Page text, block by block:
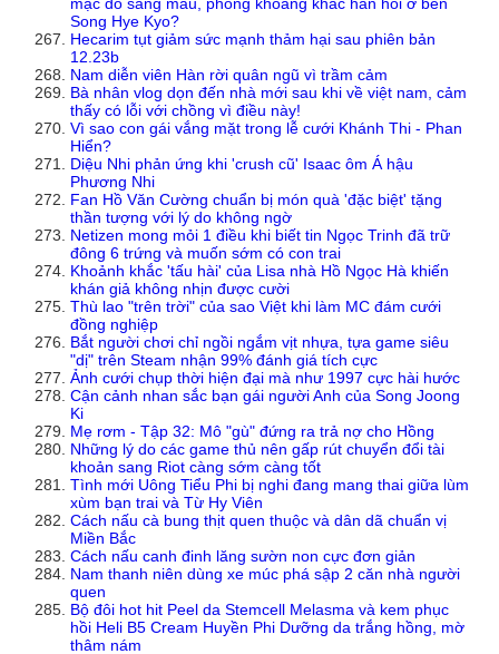
Song Hye Kyo?
Hecarim tụt giảm sức mạnh thảm hại sau phiên bản
12.23b
Nam diễn viên Hàn rời quân ngũ vì trầm cảm
Bà nhân vlog dọn đến nhà mới sau khi về việt nam, cảm
thấy có lỗi với chồng vì điều này!
Vì sao con gái vắng mặt trong lễ cưới Khánh Thi - Phan
Hiển?
Diệu Nhi phản ứng khi 'crush cũ' Isaac ôm Á hậu
Phương Nhi
Fan Hồ Văn Cường chuẩn bị món quà 'đặc biệt' tặng
thần tượng với lý do không ngờ
Netizen mong mỏi 1 điều khi biết tin Ngọc Trinh đã trữ
đông 6 trứng và muốn sớm có con trai
Khoảnh khắc 'tấu hài' của Lisa nhà Hồ Ngọc Hà khiến
khán giả không nhịn được cười
Thù lao "trên trời" của sao Việt khi làm MC đám cưới
đồng nghiệp
Bắt người chơi chỉ ngồi ngắm vịt nhựa, tựa game siêu
"dị" trên Steam nhận 99% đánh giá tích cực
Ảnh cưới chụp thời hiện đại mà như 1997 cực hài hước
Cận cảnh nhan sắc bạn gái người Anh của Song Joong
Ki
Mẹ rơm - Tập 32: Mô "gù" đứng ra trả nợ cho Hồng
Những lý do các game thủ nên gấp rút chuyển đổi tài
khoản sang Riot càng sớm càng tốt
Tình mới Uông Tiểu Phi bị nghi đang mang thai giữa lùm
xùm bạn trai và Từ Hy Viên
Cách nấu cà bung thịt quen thuộc và dân dã chuẩn vị
Miền Bắc
Cách nấu canh đinh lăng sườn non cực đơn giản
Nam thanh niên dùng xe múc phá sập 2 căn nhà người
quen
Bộ đôi hot hit Peel da Stemcell Melasma và kem phục
hồi Heli B5 Cream Huyền Phi Dưỡng da trắng hồng, mờ
thâm nám